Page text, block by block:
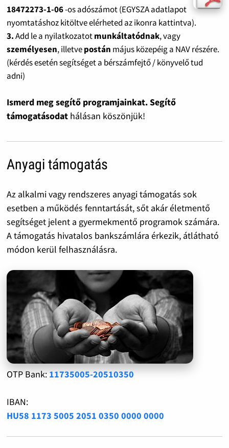
18472273-1-06-os adószámot (EGYSZA adatlapot
nyomtatáshoz kitöltve elérheted az ikonra kattintva).
3.Add le a nyilatkozatotmunkáltatódnak, vagy
személyesen, illetvepostán május közepéig a NAV részére.
(kérdés esetén segítséget a bérszámfejtő / könyvelő tud
adni)
Ismerd meg segítő programjainkat. Segítő
támogatásodat hálásan köszönjük!
Anyagi támogatás
Az alkalmi vagy rendszeres anyagi támogatás sok
esetben a működés fenntartását, sőt akár életmentő
segítséget jelent a gyermekmentő programok számára.
A támogatás hivatalos bankszámlára érkezik, átlátható
módon kerül felhasználásra.
OTP Bank: 11735005-20510350
IBAN:
HU58 1173 5005 2051 0350 0000 0000